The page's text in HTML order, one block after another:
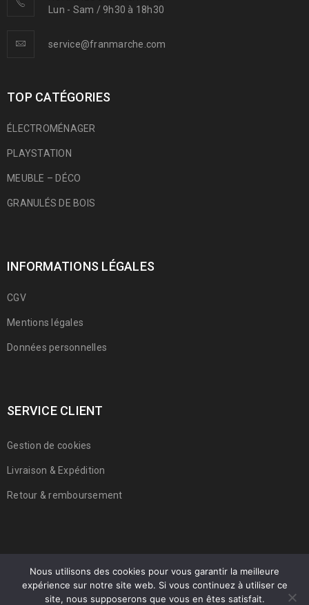
Lun - Sam / 9h30 à 18h30
service@franmarche.com
TOP CATÉGORIES
ÉLECTROMÉNAGER
PLAYSTATION
MEUBLE – DÉCO
GRANULÉS DE BOIS
INFORMATIONS LÉGALES
CGV
Mentions légales
Données personnelles
SERVICE CLIENT
Gestion de cookies
Livraison & Expédition
Retour & remboursement
© 2022 Franmarche. Tous droits réservés.
Nous utilisons des cookies pour vous garantir la meilleure
expérience sur notre site web. Si vous continuez à utiliser ce
site, nous supposerons que vous en êtes satisfait.